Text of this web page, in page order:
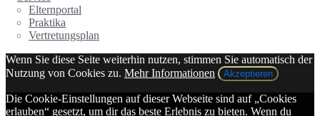
Elternportal
Praktika
Vertretungsplan
Wenn Sie diese Seite weiterhin nutzen, stimmen Sie automatisch der
Nutzung von Cookies zu. Mehr Informationen Akzeptieren
Die Cookie-Einstellungen auf dieser Webseite sind auf „Cookies
erlauben“ gesetzt, um dir das beste Erlebnis zu bieten. Wenn du